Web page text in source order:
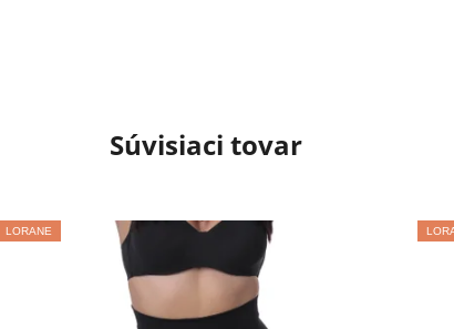
Súvisiaci tovar
LORANE